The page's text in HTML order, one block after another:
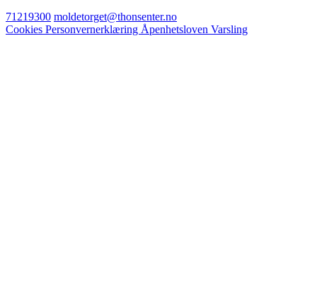
71219300 moldetorget@thonsenter.no
Cookies Personvernerklæring Åpenhetsloven Varsling